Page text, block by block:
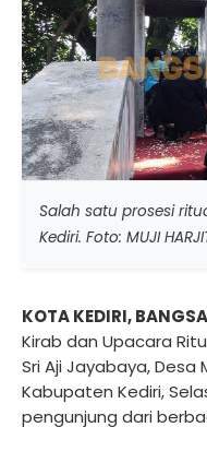
Salah satu prosesi
Kediri. Foto: MUJI
KOTA KEDIRI,
Kirab dan Upacara
Sri Aji Jayabaya,
Kabupaten Kediri,
pengunjung dari